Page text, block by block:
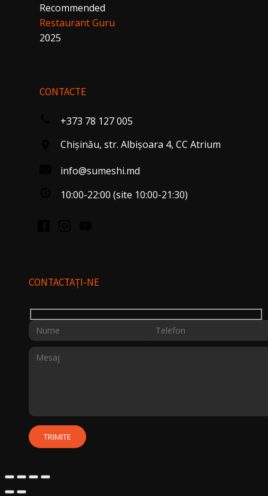
Recommended
Restaurant Guru
2025
CONTACTE
+373 78 127 005
Chişinău, str. Albişoara 4, CC Atrium
info@sumeshi.md
10:00-22:00 (site 10:00-21:30)
CONTACTAȚI-NE